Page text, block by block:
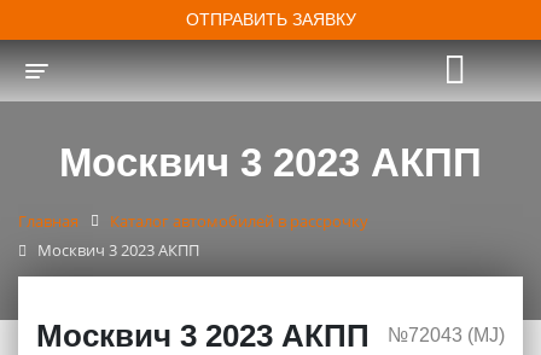
ОТПРАВИТЬ ЗАЯВКУ
Москвич 3 2023 АКПП
Главная
Каталог автомобилей в рассрочку
Москвич 3 2023 АКПП
Москвич 3 2023 АКПП №72043 (МJ)